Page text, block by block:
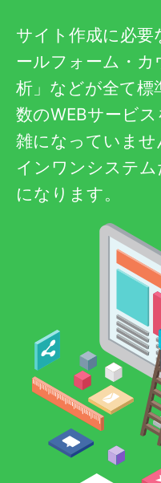
サイト作成に必要
ールフォーム・
析」などが全て標
数のWEBサービ
雑になっていませ
インワンシステ
になります。